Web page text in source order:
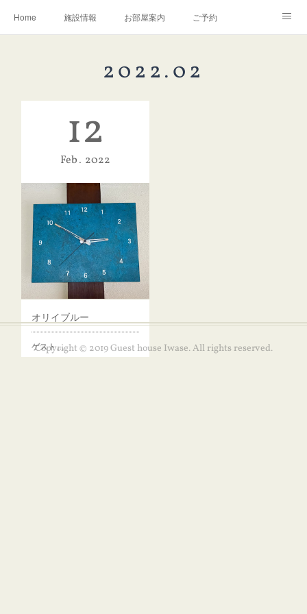
Home 施設情報 お部屋案内 ご予約
2022.02
12
Feb 2022
オリイブルー
ゲスト…
Copyright © 2019 Guest house Iwase. All rights reserved.